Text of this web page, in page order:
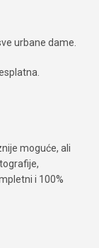
urbane dame.
moguće, ali
i 100%